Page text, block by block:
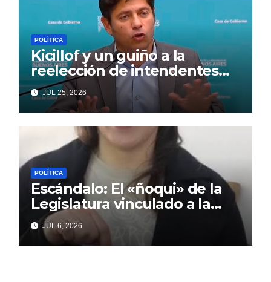
POLÍTICA
Kicillof y un guiño a la
reelección de intendentes
que Cagliardi espera ansioso
JUL 25, 2026
POLÍTICA
Escándalo: El «ñoqui» de la
Legislatura vinculado a la
concejal libertaria no quiere
soltar al «ESTADO»
JUL 6, 2026